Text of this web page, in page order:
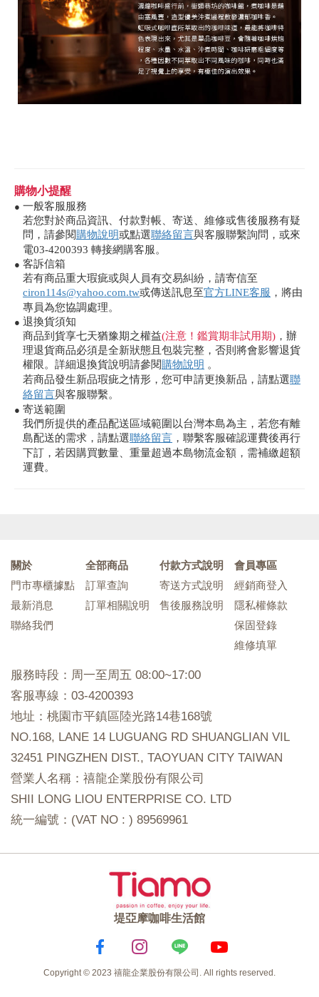
購物小提醒
● 一般客服服務
若您對於商品資訊、付款對帳、寄送、維修或售後服務有疑
問，請參閱購物說明或點選聯絡留言與客服聯繫詢問，或來
電03-4200393 轉接網購客服。
● 客訴信箱
若有商品重大瑕疵或與人員有交易糾紛，請寄信至
ciron114s@yahoo.com.tw或傳送訊息至官方LINE客服 ，將由
專員為您協調處理。
● 退換貨須知
商品到貨享七天猶豫期之權益(注意！鑑賞期非試用期) ，辦
理退貨商品必須是全新狀態且包裝完整，否則將會影響退貨
權限。詳細退換貨說明請參閱購物說明 。
若商品發生新品瑕疵之情形，您可申請更換新品，請點選聯
絡留言與客服聯繫。
● 寄送範圍
我們所提供的產品配送區域範圍以台灣本島為主，若您有離
島配送的需求，請點選聯絡留言 ，聯繫客服確認運費後再行
下訂，若因購買數量、重量超過本島物流金額，需補繳超額
運費。
關於
門市專櫃據點
最新消息
聯絡我們
全部商品
訂單查詢
訂單相關說明
付款方式說明
寄送方式說明
售後服務說明
會員專區
經銷商登入
隱私權條款
保固登錄
維修填單
服務時段：周一至周五 08:00~17:00
客服專線：03-4200393
地址：桃園市平鎮區陸光路14巷168號
NO.168, LANE 14 LUGUANG RD SHUANGLIAN VIL
32451 PINGZHEN DIST., TAOYUAN CITY TAIWAN
營業人名稱：禧龍企業股份有限公司
SHII LONG LIOU ENTERPRISE CO. LTD
統一編號：(VAT NO : ) 89569961
堤亞摩咖啡生活館
Copyright © 2023 禧龍企業股份有限公司. All rights reserved.